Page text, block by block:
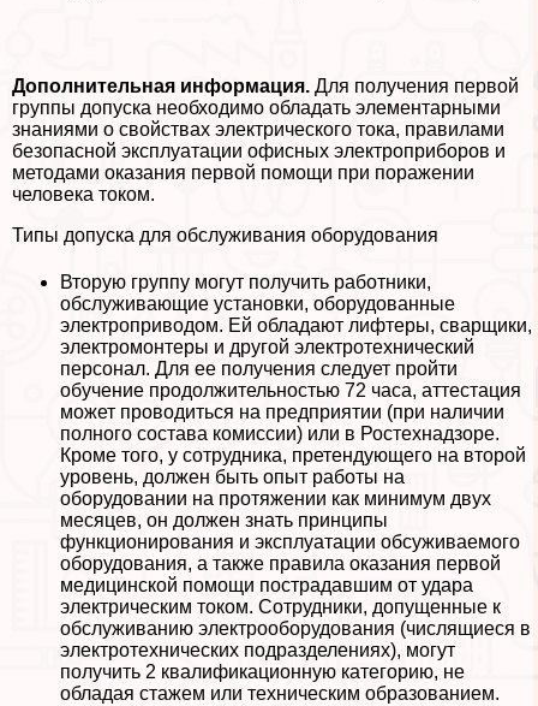
Дополнительная информация. Для получения первой
группы допуска необходимо обладать элементарными
знаниями о свойствах электрического тока, правилами
безопасной эксплуатации офисных электроприборов и
методами оказания первой помощи при поражении
человека током.
Типы допуска для обслуживания оборудования
Вторую группу могут получить работники,
обслуживающие установки, оборудованные
электроприводом. Ей обладают лифтеры, сварщики,
электромонтеры и другой электротехнический
персонал. Для ее получения следует пройти
обучение продолжительностью 72 часа, аттестация
может проводиться на предприятии (при наличии
полного состава комиссии) или в Ростехнадзоре.
Кроме того, у сотрудника, претендующего на второй
уровень, должен быть опыт работы на
оборудовании на протяжении как минимум двух
месяцев, он должен знать принципы
функционирования и эксплуатации обсуживаемого
оборудования, а также правила оказания первой
медицинской помощи пострадавшим от удара
электрическим током. Сотрудники, допущенные к
обслуживанию электрооборудования (числящиеся в
электротехнических подразделениях), могут
получить 2 квалификационную категорию, не
обладая стажем или техническим образованием.